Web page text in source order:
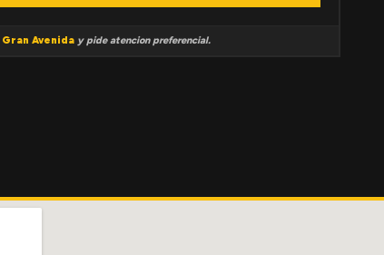
Gran Avenida y pide atencion preferencial.